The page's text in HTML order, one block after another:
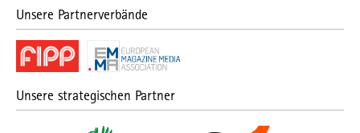
Unsere Partnerverbände
Unsere strategischen Partner